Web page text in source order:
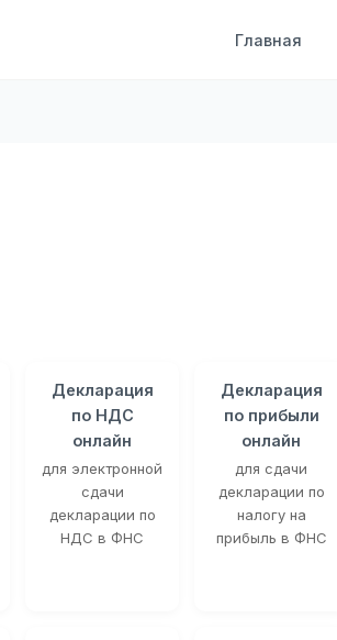
Главная
Декларация
по НДС
онлайн
для электронной
сдачи
декларации по
НДС в ФНС
Декларация
по прибыли
онлайн
для сдачи
декларации по
налогу на
прибыль в ФНС